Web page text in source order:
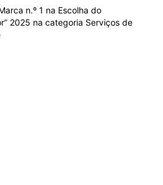
n.º 1 na Escolha do
2025 na categoria Serviços de